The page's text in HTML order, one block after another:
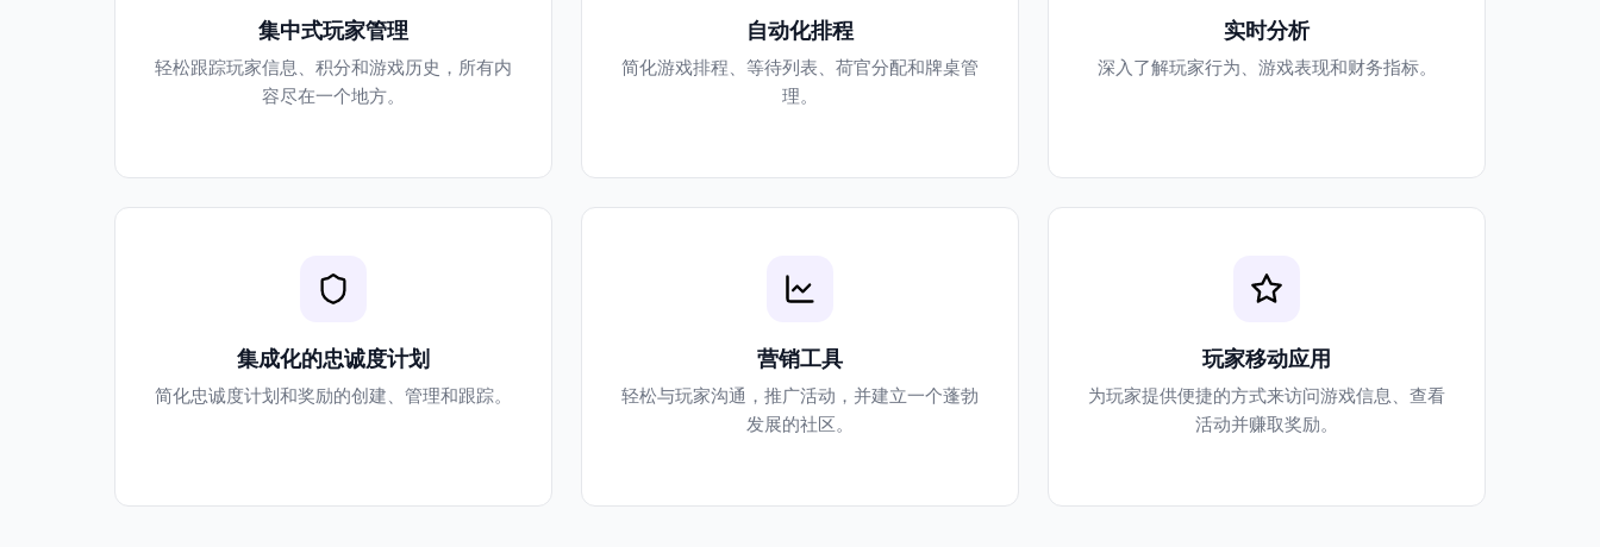
集中式玩家管理
轻松跟踪玩家信息、积分和游戏历史，所有内
容尽在一个地方。
自动化排程
简化游戏排程、等待列表、荷官分配和牌桌管
理。
实时分析
深入了解玩家行为、游戏表现和财务指标。
集成化的忠诚度计划
简化忠诚度计划和奖励的创建、管理和跟踪。
营销工具
轻松与玩家沟通，推广活动，并建立一个蓬勃
发展的社区。
玩家移动应用
为玩家提供便捷的方式来访问游戏信息、查看
活动并赚取奖励。